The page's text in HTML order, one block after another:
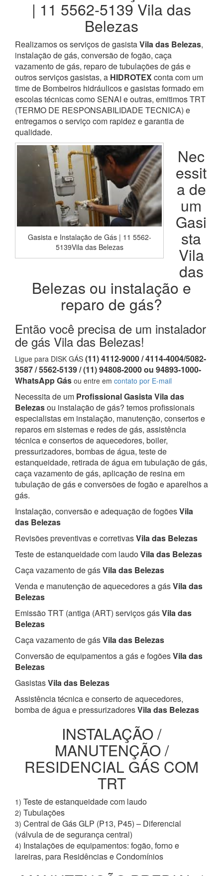
| 11 5562-5139 Vila das
Belezas
Realizamos os serviços de gasistaVila das Belezas,
instalação de gás, conversão de fogão, caça
vazamento de gás, reparo de tubulações de gás e
outros serviços gasistas, a HIDROTEXconta com um
time de Bombeiros hidráulicos e gasistas formado em
escolas técnicas como SENAI e outras, emitimos TRT
(TERMO DE RESPONSABILIDADE TECNICA) e
entregamos o serviço com rapidez e garantia de
qualidade.
Gasista e Instalação de Gás | 11 5562-
5139Vila das Belezas
Nec
essit
a de
um
Gasi
sta
Vila
das
Belezas ou instalação e
reparo de gás?
Então você precisa de um instalador
de gás Vila das Belezas!
Ligue para DISK GÁS (11) 4112-9000 / 4114-4004/5082-
3587 / 5562-5139 / (11) 94808-2000 ou 94893-1000-
WhatsApp Gás ou entre em contato por E-mail
Necessita de um Profissional Gasista Vila das
Belezasou instalação de gás? temos profissionais
especialistas em instalação, manutenção, consertos e
reparos em sistemas e redes de gás, assistência
técnica e consertos de aquecedores, boiler,
pressurizadores, bombas de água, teste de
estanqueidade, retirada de água em tubulação de gás,
caça vazamento de gás, aplicação de resina em
tubulação de gás e conversões de fogão e aparelhos a
gás.
Instalação, conversão e adequação de fogõesVila
das Belezas
Revisões preventivas e corretivasVila das Belezas
Teste de estanqueidade com laudoVila das Belezas
Caça vazamento de gásVila das Belezas
Venda e manutenção de aquecedores a gásVila das
Belezas
Emissão TRT (antiga (ART) serviços gásVila das
Belezas
Caça vazamento de gásVila das Belezas
Conversão de equipamentos a gás e fogõesVila das
Belezas
GasistasVila das Belezas
Assistência técnica e conserto de aquecedores,
bomba de água e pressurizadoresVila das Belezas
INSTALAÇÃO /
MANUTENÇÃO /
RESIDENCIAL GÁS COM
TRT
1) Teste de estanqueidade com laudo
2) Tubulações
3) Central de Gás GLP (P13, P45) – Diferencial
(válvula de de segurança central)
4) Instalações de equipamentos: fogão, forno e
lareiras, para Residências e Condomínios